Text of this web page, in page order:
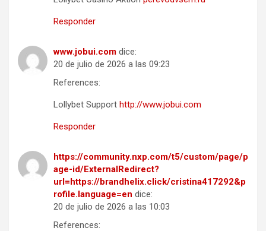
Responder
www.jobui.com dice:
20 de julio de 2026 a las 09:23
References:
Lollybet Support http://www.jobui.com
Responder
https://community.nxp.com/t5/custom/page/p
age-id/ExternalRedirect?
url=https://brandhelix.click/cristina417292&p
rofile.language=en dice:
20 de julio de 2026 a las 10:03
References: